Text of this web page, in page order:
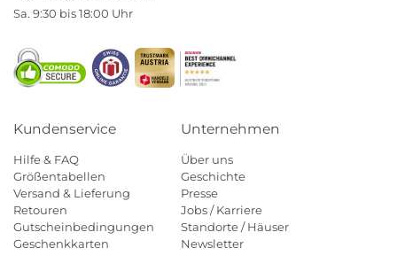
Sa. 9:30 bis 18:00 Uhr
Kundenservice
Hilfe & FAQ
Größentabellen
Versand & Lieferung
Retouren
Gutscheinbedingungen
Geschenkkarten
Unternehmen
Über uns
Geschichte
Presse
Jobs / Karriere
Standorte / Häuser
Newsletter